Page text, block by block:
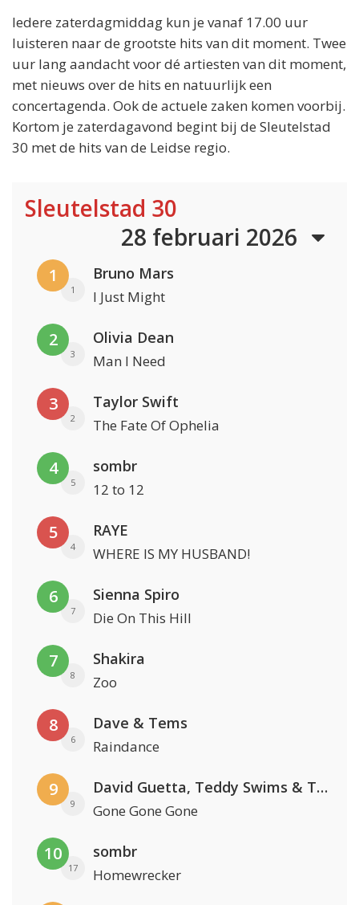
Iedere zaterdagmiddag kun je vanaf 17.00 uur
luisteren naar de grootste hits van dit moment. Twee
uur lang aandacht voor dé artiesten van dit moment,
met nieuws over de hits en natuurlijk een
concertagenda. Ook de actuele zaken komen voorbij.
Kortom je zaterdagavond begint bij de Sleutelstad
30 met de hits van de Leidse regio.
Sleutelstad 30
28 februari 2026
1
1
Bruno Mars
I Just Might
2
3
Olivia Dean
Man I Need
3
2
Taylor Swift
The Fate Of Ophelia
4
5
sombr
12 to 12
5
4
RAYE
WHERE IS MY HUSBAND!
6
7
Sienna Spiro
Die On This Hill
7
8
Shakira
Zoo
8
6
Dave & Tems
Raindance
9
9
David Guetta, Teddy Swims & Tones And I
Gone Gone Gone
10
17
sombr
Homewrecker